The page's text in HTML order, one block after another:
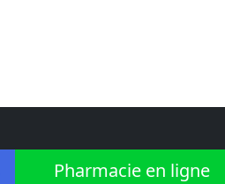
Pharmacie en ligne